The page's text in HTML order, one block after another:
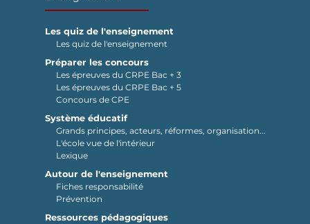
Les quiz de l'enseignement
Les quiz de l'enseignement
Préparer les concours
Les épreuves du CRPE Bac + 3
Les épreuves du CRPE Bac + 5
Concours de CPE
Système éducatif
Grands principes, acteurs, réformes, organisation...
L'école vue de l'intérieur
Lexique
Autour de l'enseignement
Fiches responsabilité
Prévention
Ressources pédagogiques